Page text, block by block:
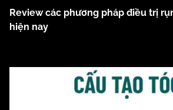
Review các phương pháp điều trị
hiện nay